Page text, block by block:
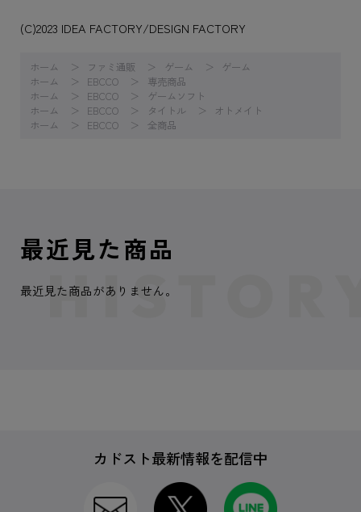
(C)2023 IDEA FACTORY/DESIGN FACTORY
ホーム ファミ通販 ゲーム
ゲーム
ホーム
EBCCO
専売商品
ホーム
EBCCO
ゲームソフト
ホーム
EBCCO タイトル
オトメイト
ホーム
EBCCO 全商品
最近見た商品
最近見た商品がありません。
カドスト最新情報を配信中